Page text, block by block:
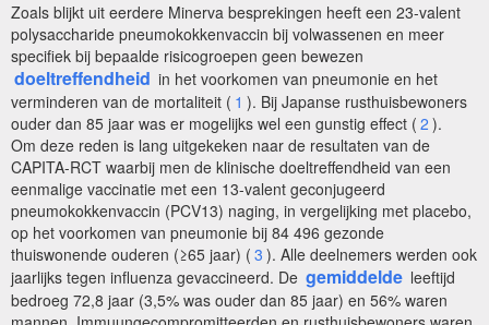
Zoals blijkt uit eerdere Minerva besprekingen heeft een 23-valent
polysaccharide pneumokokkenvaccin bij volwassenen en meer
specifiek bij bepaalde risicogroepen geen bewezen
doeltreffendheid in het voorkomen van pneumonie en het
verminderen van de mortaliteit ( 1 ). Bij Japanse rusthuisbewoners
ouder dan 85 jaar was er mogelijks wel een gunstig effect ( 2 ).
Om deze reden is lang uitgekeken naar de resultaten van de
CAPITA-RCT waarbij men de klinische doeltreffendheid van een
eenmalige vaccinatie met een 13-valent geconjugeerd
pneumokokkenvaccin (PCV13) naging, in vergelijking met placebo,
op het voorkomen van pneumonie bij 84 496 gezonde
thuiswonende ouderen (≥65 jaar) ( 3 ). Alle deelnemers werden ook
jaarlijks tegen influenza gevaccineerd. De gemiddelde leeftijd
bedroeg 72,8 jaar (3,5% was ouder dan 85 jaar) en 56% waren